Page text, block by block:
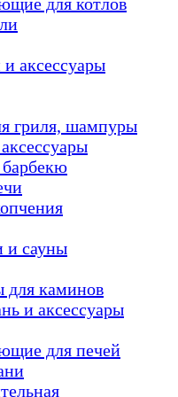
аксессуары
гриля, шампуры
и сауны
для каминов
и аксессуары
для печей